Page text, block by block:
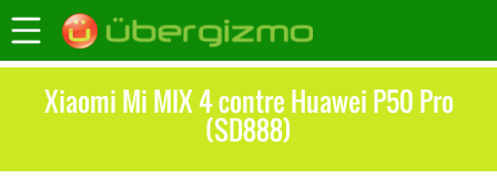
Xiaomi Mi MIX 4 contre Huawei P50 Pro
(SD888)